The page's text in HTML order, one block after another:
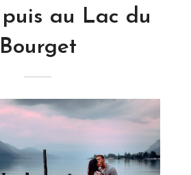
au Lac du
Bourget